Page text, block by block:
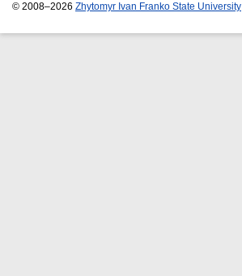
© 2008–2026 Zhytomyr Ivan Franko State University